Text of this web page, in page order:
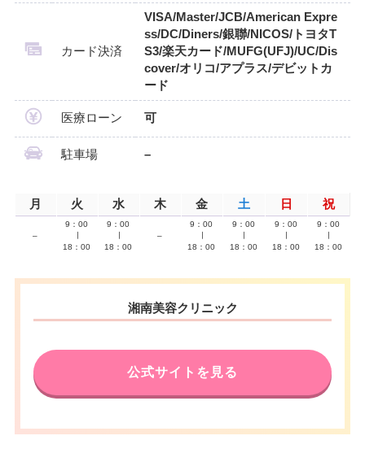
カード決済
VISA/Master/JCB/American Expre
ss/DC/Diners/銀聯/NICOS/トヨタT
S3/楽天カード/MUFG(UFJ)/UC/Dis
cover/オリコ/アプラス/デビットカ
ード
医療ローン 可
駐車場 –
月 火 水 木 金 土 日 祝
–
9：00
18：00
9：00
18：00
–
9：00
18：00
9：00
18：00
9：00
18：00
9：00
18：00
湘南美容クリニック
公式サイトを見る